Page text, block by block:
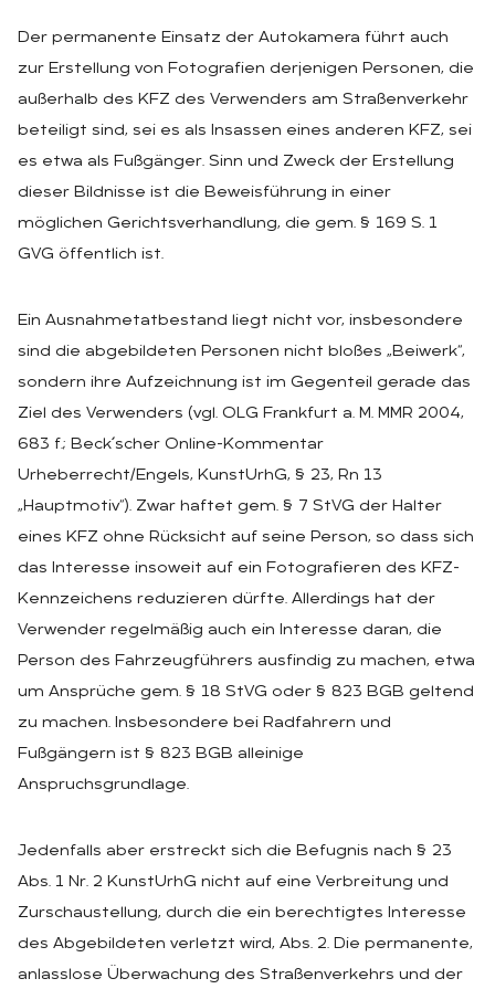
Der permanente Einsatz der Autokamera führt auch
zur Erstellung von Fotografien derjenigen Personen, die
außerhalb des KFZ des Verwenders am Straßenverkehr
beteiligt sind, sei es als Insassen eines anderen KFZ, sei
es etwa als Fußgänger. Sinn und Zweck der Erstellung
dieser Bildnisse ist die Beweisführung in einer
möglichen Gerichtsverhandlung, die gem. § 169 S. 1
GVG öffentlich ist.
Ein Ausnahmetatbestand liegt nicht vor, insbesondere
sind die abgebildeten Personen nicht bloßes „Beiwerk“,
sondern ihre Aufzeichnung ist im Gegenteil gerade das
Ziel des Verwenders (vgl. OLG Frankfurt a. M. MMR 2004,
683 f.; Beck´scher Online-Kommentar
Urheberrecht/Engels, KunstUrhG, § 23, Rn 13
„Hauptmotiv“). Zwar haftet gem. § 7 StVG der Halter
eines KFZ ohne Rücksicht auf seine Person, so dass sich
das Interesse insoweit auf ein Fotografieren des KFZ-
Kennzeichens reduzieren dürfte. Allerdings hat der
Verwender regelmäßig auch ein Interesse daran, die
Person des Fahrzeugführers ausfindig zu machen, etwa
um Ansprüche gem. § 18 StVG oder § 823 BGB geltend
zu machen. Insbesondere bei Radfahrern und
Fußgängern ist § 823 BGB alleinige
Anspruchsgrundlage.
Jedenfalls aber erstreckt sich die Befugnis nach § 23
Abs. 1 Nr. 2 KunstUrhG nicht auf eine Verbreitung und
Zurschaustellung, durch die ein berechtigtes Interesse
des Abgebildeten verletzt wird, Abs. 2. Die permanente,
anlasslose Überwachung des Straßenverkehrs und der